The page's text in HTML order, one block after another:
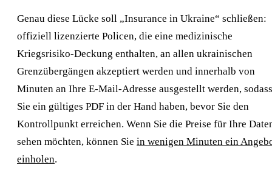
Genau diese Lücke soll „Insurance in Ukraine“ schließen:
offiziell lizenzierte Policen, die eine medizinische
Kriegsrisiko-Deckung enthalten, an allen ukrainischen
Grenzübergängen akzeptiert werden und innerhalb von
Minuten an Ihre E-Mail-Adresse ausgestellt werden, sodass
Sie ein gültiges PDF in der Hand haben, bevor Sie den
Kontrollpunkt erreichen. Wenn Sie die Preise für Ihre
sehen möchten, können Sie in wenigen Minuten ein
einholen.